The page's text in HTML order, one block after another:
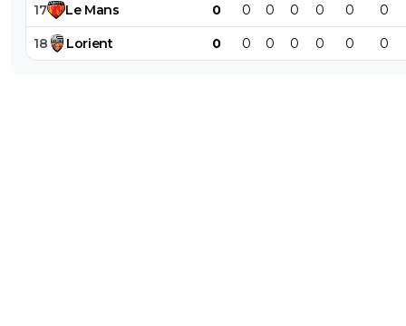
17 Le Mans 0 0 0 0 0 0 0
18 Lorient 0 0 0 0 0 0 0